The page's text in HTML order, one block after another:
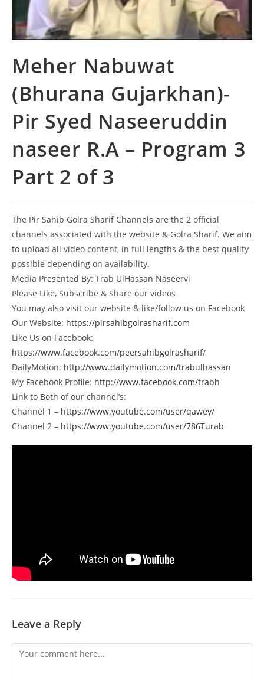
Meher Nabuwat
(Bhurana Gujarkhan)-
Pir Syed Naseeruddin
naseer R.A – Program 3
Part 2 of 3
The Pir Sahib Golra Sharif Channels are the 2 official
channels associated with the website & Golra Sharif. We aim
to upload all video content, in full lengths & the best quality
possible depending on availability.
Media Presented By: Trab UlHassan Naseervi
Please Like, Subscribe & Share our videos
You may also visit our website & like/follow us on Facebook
Our Website: https://pirsahibgolrasharif.com
Like Us on Facebook:
https://www.facebook.com/peersahibgolrasharif/
DailyMotion: http://www.dailymotion.com/trabulhassan
My Facebook Profile: http://www.facebook.com/trabh
Link to Both of our channel’s:
Channel 1 – https://www.youtube.com/user/qawey/
Channel 2 – https://www.youtube.com/user/786Turab
Leave a Reply
Comment